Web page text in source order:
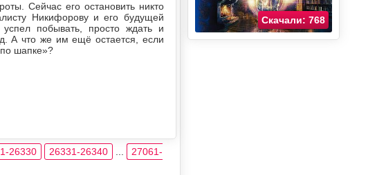
Сейчас его остановить никто
Никифорову и его будущей
побывать, просто ждать и
А что же им ещё остается, если
шапке»?
26330 26331-26340
27061-
Скачали: 768